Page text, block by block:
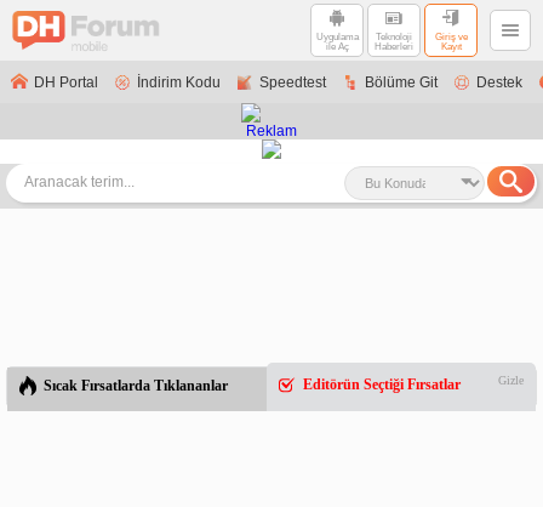
Uygulama
ile Aç
Teknoloji
Haberleri
Giriş ve
Kayıt
DH Portal İndirim Kodu Speedtest Bölüme Git Destek
Sıcak Fırsatlarda Tıklananlar Editörün Seçtiği Fırsatlar Gizle